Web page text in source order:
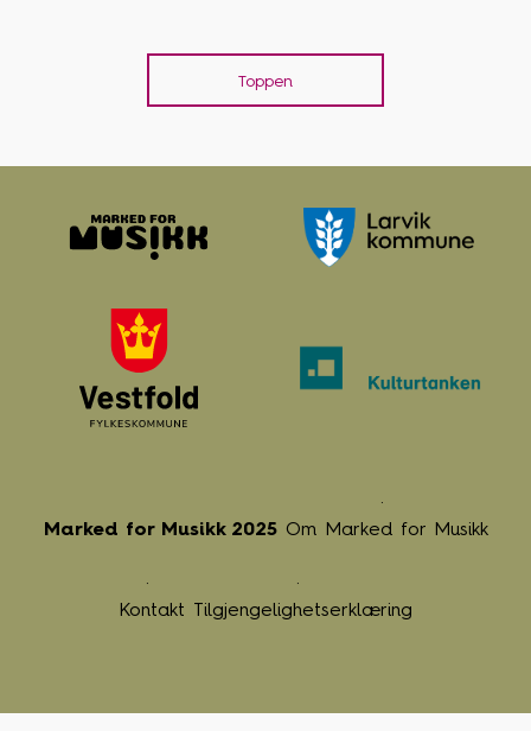
Toppen
Marked for Musikk 2025 Om Marked for Musikk
Kontakt Tilgjengelighetserklæring